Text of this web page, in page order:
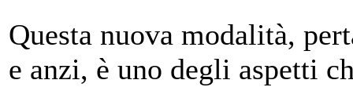
Questa nuova modalità,
e anzi, è uno degli aspetti